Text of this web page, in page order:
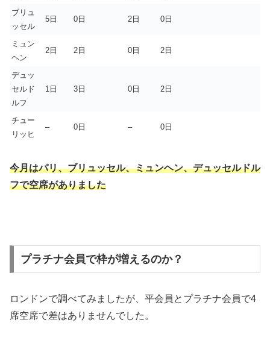
ブリュ
ッセル
5日 0日 2日 0日
ミュン
ヘン
2日 2日 0日 2日
デュッ
セルド
ルフ
1日 3日 0日 2日
チュー
リッヒ
– 0日 – 0日
今月はパリ、ブリュッセル、ミュンヘン、デュッセルドル
フで空席がありました
プラチナ会員で枠が増えるのか？
ロンドンで調べてみましたが、平会員とプラチナ会員で4
席空席で差はありませんでした。